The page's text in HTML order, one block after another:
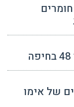
של אימו